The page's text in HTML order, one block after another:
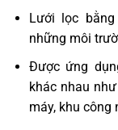
Lưới lọc
những môi
Được ứng
khác nhau
máy, khu công